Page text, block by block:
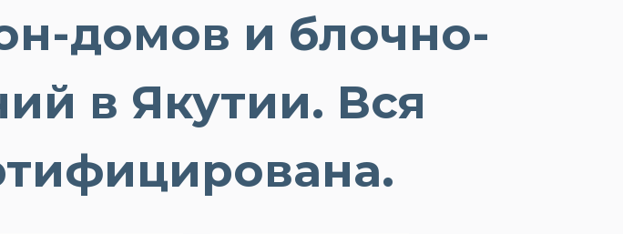
домов и блочно-
в Якутии. Вся